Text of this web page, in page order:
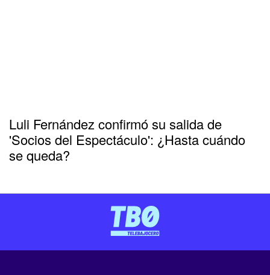
Luli Fernández confirmó su salida de
'Socios del Espectáculo': ¿Hasta cuándo
se queda?